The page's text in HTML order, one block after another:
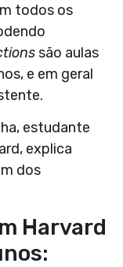
todos os
são aulas
e em geral
estudante
explica
dos
Harvard